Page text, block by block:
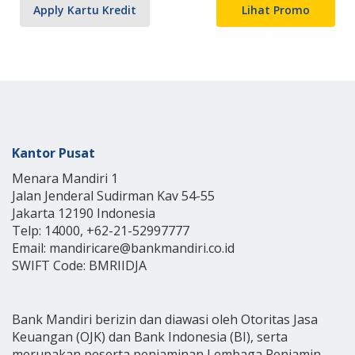
Apply Kartu Kredit Lihat Promo
Kantor Pusat
Menara Mandiri 1
Jalan Jenderal Sudirman Kav 54-55
Jakarta 12190 Indonesia
Telp: 14000, +62-21-52997777
Email: mandiricare@bankmandiri.co.id
SWIFT Code: BMRIIDJA
Bank Mandiri berizin dan diawasi oleh Otoritas Jasa
Keuangan (OJK) dan Bank Indonesia (BI), serta